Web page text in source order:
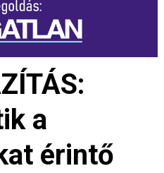
a
érintő